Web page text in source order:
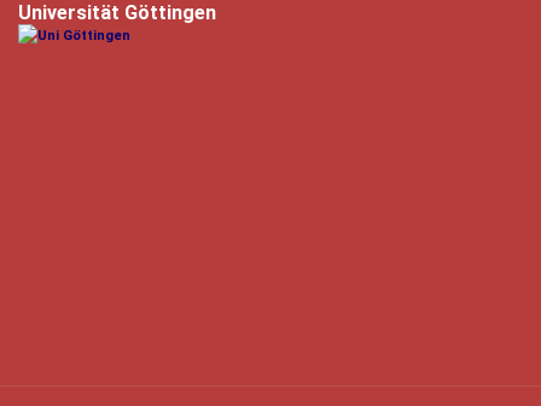
Universität Göttingen